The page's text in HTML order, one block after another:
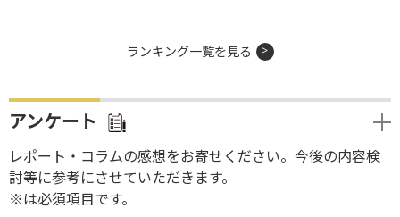
ランキング一覧を見る
アンケート
レポート・コラムの感想をお寄せください。今後の内容検
討等に参考にさせていただきます。
※は必須項目です。